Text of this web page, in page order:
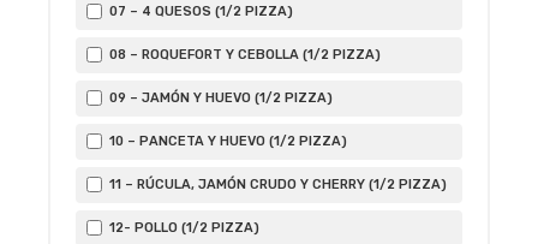
07 – 4 QUESOS (1/2 PIZZA)
08 – ROQUEFORT Y CEBOLLA (1/2 PIZZA)
09 – JAMÓN Y HUEVO (1/2 PIZZA)
10 – PANCETA Y HUEVO (1/2 PIZZA)
11 – RÚCULA, JAMÓN CRUDO Y CHERRY (1/2 PIZZA)
12- POLLO (1/2 PIZZA)